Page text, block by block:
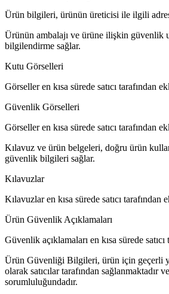
Ürün bilgileri, ürünün üreticisi ile ilgili
Ürünün ambalajı ve ürüne ilişkin güvenlik
bilgilendirme sağlar.
Kutu Görselleri
Görseller en kısa sürede satıcı tarafından
Güvenlik Görselleri
Görseller en kısa sürede satıcı tarafından
Kılavuz ve ürün belgeleri, doğru ürün
güvenlik bilgileri sağlar.
Kılavuzlar
Kılavuzlar en kısa sürede satıcı tarafından
Ürün Güvenlik Açıklamaları
Güvenlik açıklamaları en kısa sürede
Ürün Güvenliği Bilgileri, ürün için geçerli
olarak satıcılar tarafından sağlanmaktadır
sorumluluğundadır.